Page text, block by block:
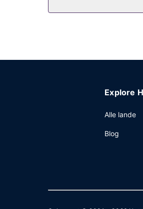
Explore
Alle lande
Blog